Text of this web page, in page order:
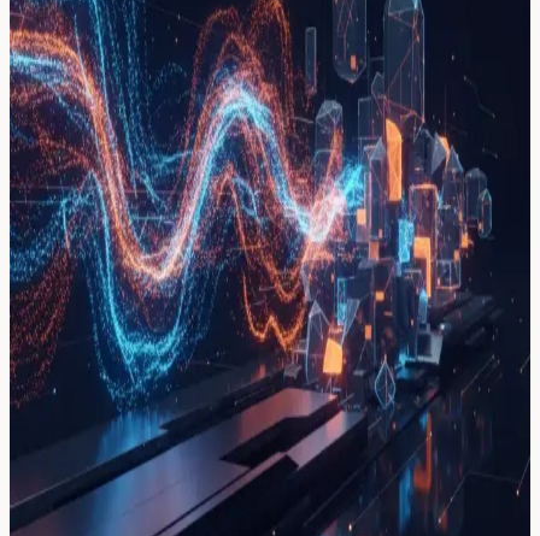
Tema:procesamiento-datos-ia
Tema
procesamiento-datos-ia
2casos
de implementación de IA relacionados con
procesamiento-datos-ia
Cómo una organización sin fines de
lucro logró procesar datos médicos
con IA y ahorró millones